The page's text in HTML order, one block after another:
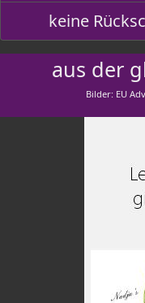
keine
aus der
Bilder: EU